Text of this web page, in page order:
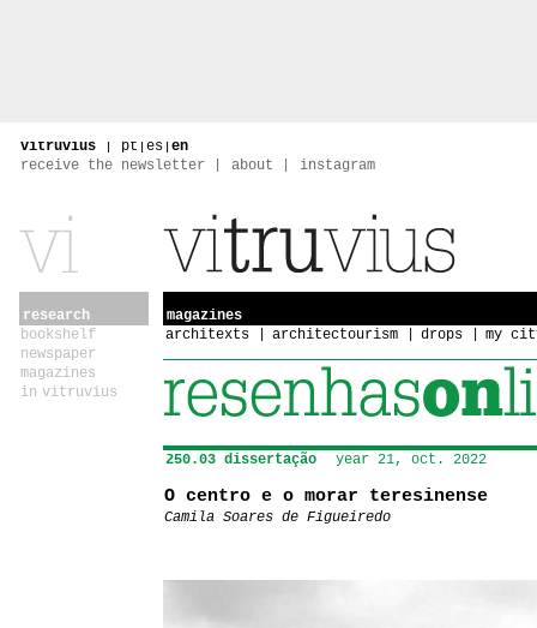
vitruvius | pt | es | en
receive the newsletter
about instagram
research
bookshelf
newspaper
magazines
in vitruvius
magazines
architexts
architectourism drops my
250.03 dissertação year 21, oct. 2022
O centro e o morar teresinense
Camila Soares de Figueiredo